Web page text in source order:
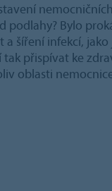
podlahy? Bylo
šíření infekcí, jako
přispívat ke
oblasti